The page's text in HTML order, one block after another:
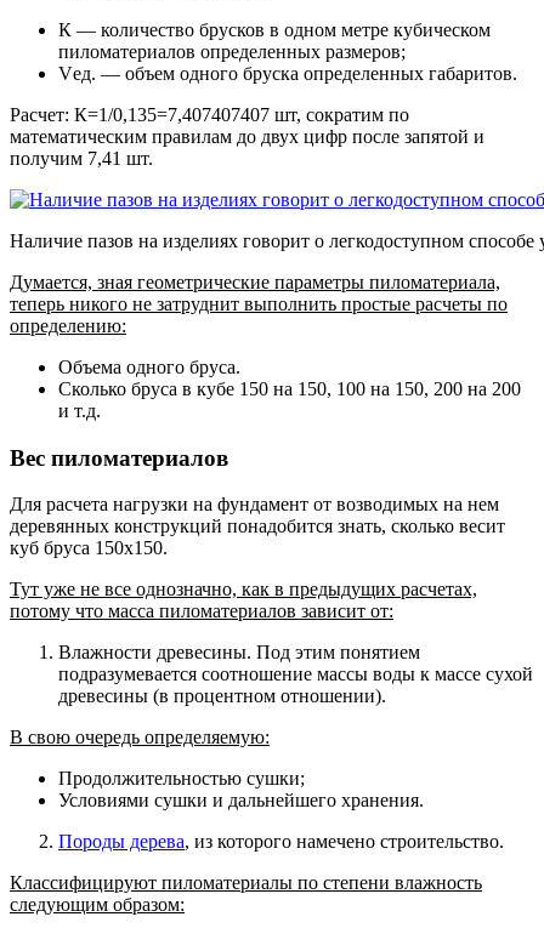
К — количество брусков в одном метре кубическом
пиломатериалов определенных размеров;
Vед. — объем одного бруска определенных габаритов.
Расчет: К=1/0,135=7,407407407 шт, сократим по
математическим правилам до двух цифр после запятой и
получим 7,41 шт.
Наличие пазов на изделиях говорит о легкодоступном способе
Думается, зная геометрические параметры пиломатериала,
теперь никого не затруднит выполнить простые расчеты по
определению:
Объема одного бруса.
Сколько бруса в кубе 150 на 150, 100 на 150, 200 на 200
и т.д.
Вес пиломатериалов
Для расчета нагрузки на фундамент от возводимых на нем
деревянных конструкций понадобится знать, сколько весит
куб бруса 150х150.
Тут уже не все однозначно, как в предыдущих расчетах,
потому что масса пиломатериалов зависит от:
Влажности древесины. Под этим понятием
подразумевается соотношение массы воды к массе сухой
древесины (в процентном отношении).
В свою очередь определяемую:
Продолжительностью сушки;
Условиями сушки и дальнейшего хранения.
Породы дерева, из которого намечено строительство.
Классифицируют пиломатериалы по степени влажность
следующим образом: